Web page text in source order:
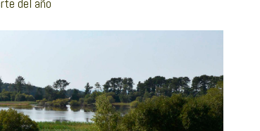
del año